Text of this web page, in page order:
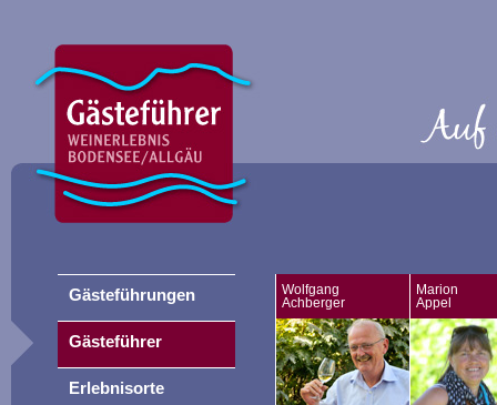
Wolfgang
Achberger
Marion
Appel
Gästeführungen
Gästeführer
Erlebnisorte